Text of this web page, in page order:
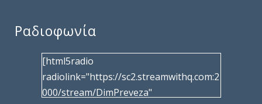
Ραδιοφωνία
[html5radio
radiolink="https://sc2.streamwithq.com:2
000/stream/DimPreveza"